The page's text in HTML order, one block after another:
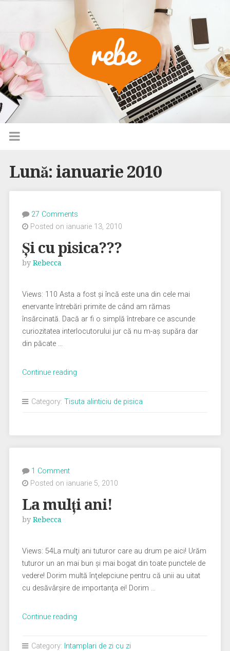
Lună: ianuarie 2010
27 Comments
Posted on ianuarie 13, 2010
Şi cu pisica???
by Rebecca
Views: 110 Asta a fost şi încă este una din cele mai
enervante întrebări primite de când am rămas
însărcinată. Dacă ar fi o simplă întrebare ce ascunde
curiozitatea interlocutorului jur că nu m-aş supăra dar
din păcate …
Continue reading„Şi
pisica???”
Category: Tisuta alinticiu de pisica
1 Comment
Posted on ianuarie 5, 2010
La mulţi ani!
by Rebecca
Views: 54La mulţi ani tuturor care au drum pe aici! Urăm
tuturor un an mai bun şi mai bogat din toate punctele de
vedere! Dorim multă înţelepciune pentru că unii au uitat
cu desăvârşire de importanţa ei! Dorim …
Continue reading„La
ani!”
Category: Intamplari de zi cu zi